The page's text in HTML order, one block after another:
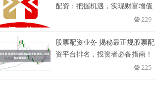
配资：把握机遇，实现财富增值
229
股票配资业务 揭秘最正规股票配
资平台排名，投资者必备指南！
225